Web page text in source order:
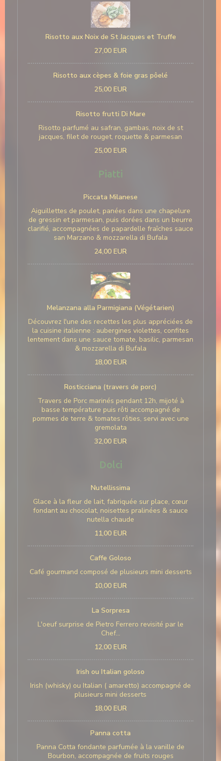
Risotto aux Noix de St Jacques et Truffe
27,00 EUR
Risotto aux cèpes & foie gras pôelé
25,00 EUR
Risotto frutti Di Mare
Risotto parfumé au safran, gambas, noix de st
jacques, filet de rouget, roquette & parmesan
25,00 EUR
Piatti
Piccata Milanese
Aiguillettes de poulet, panées dans une chapelure
de gressin et parmesan, puis dorées dans un beurre
clarifié, accompagnées de papardelle fraîches sauce
san Marzano & mozzarella di Bufala
24,00 EUR
Melanzana alla Parmigiana (Végétarien)
Découvrez l'une des recettes les plus appréciées de
la cuisine italienne : aubergines violettes, confites
lentement dans une sauce tomate, basilic, parmesan
& mozzarella di Bufala
18,00 EUR
Rosticciana (travers de porc)
Travers de Porc marinés pendant 12h, mijoté à
basse température puis rôti accompagné de
pommes de terre & tomates rôties, servi avec une
gremolata
32,00 EUR
Dolci
Nutellissima
Glace à la fleur de lait, fabriquée sur place, cœur
fondant au chocolat, noisettes pralinées & sauce
nutella chaude
11,00 EUR
Caffe Goloso
Café gourmand composé de plusieurs mini desserts
10,00 EUR
La Sorpresa
L'oeuf surprise de Pietro Ferrero revisité par le
Chef...
12,00 EUR
Irish ou Italian goloso
Irish (whisky) ou Italian ( amaretto) accompagné de
plusieurs mini desserts
18,00 EUR
Panna cotta
Panna Cotta fondante parfumée à la vanille de
Bourbon, accompagnée de fruits rouges